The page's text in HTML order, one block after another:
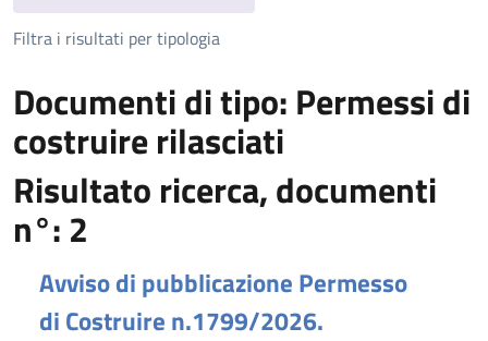
Filtra i risultati per tipologia
Documenti di tipo: Permessi di
costruire rilasciati
Risultato ricerca, documenti
n°: 2
Avviso di pubblicazione Permesso
di Costruire n.1799/2026.